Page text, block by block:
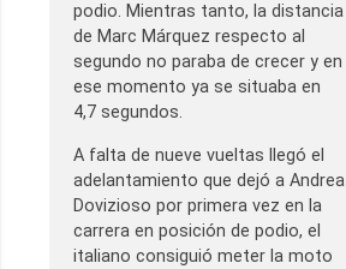
podio. Mientras tanto, la distancia
de Marc Márquez respecto al
segundo no paraba de crecer y en
ese momento ya se situaba en
4,7 segundos.
A falta de nueve vueltas llegó el
adelantamiento que dejó a Andrea
Dovizioso por primera vez en la
carrera en posición de podio, el
italiano consiguió meter la moto